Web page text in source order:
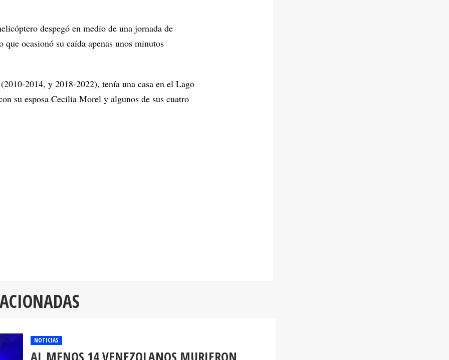
despegó en medio de una jornada de
ocasionó su caída apenas unos minutos
2014, y 2018-2022), tenía una casa en el Lago
su esposa Cecilia Morel y algunos de sus cuatro
NOTICIAS